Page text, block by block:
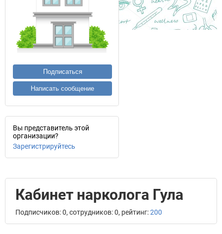
Подписаться
Написать сообщение
Вы представитель этой
организации?
Зарегистрируйтесь
Кабинет нарколога Гула
Подписчиков: 0, сотрудников: 0, рейтинг:200